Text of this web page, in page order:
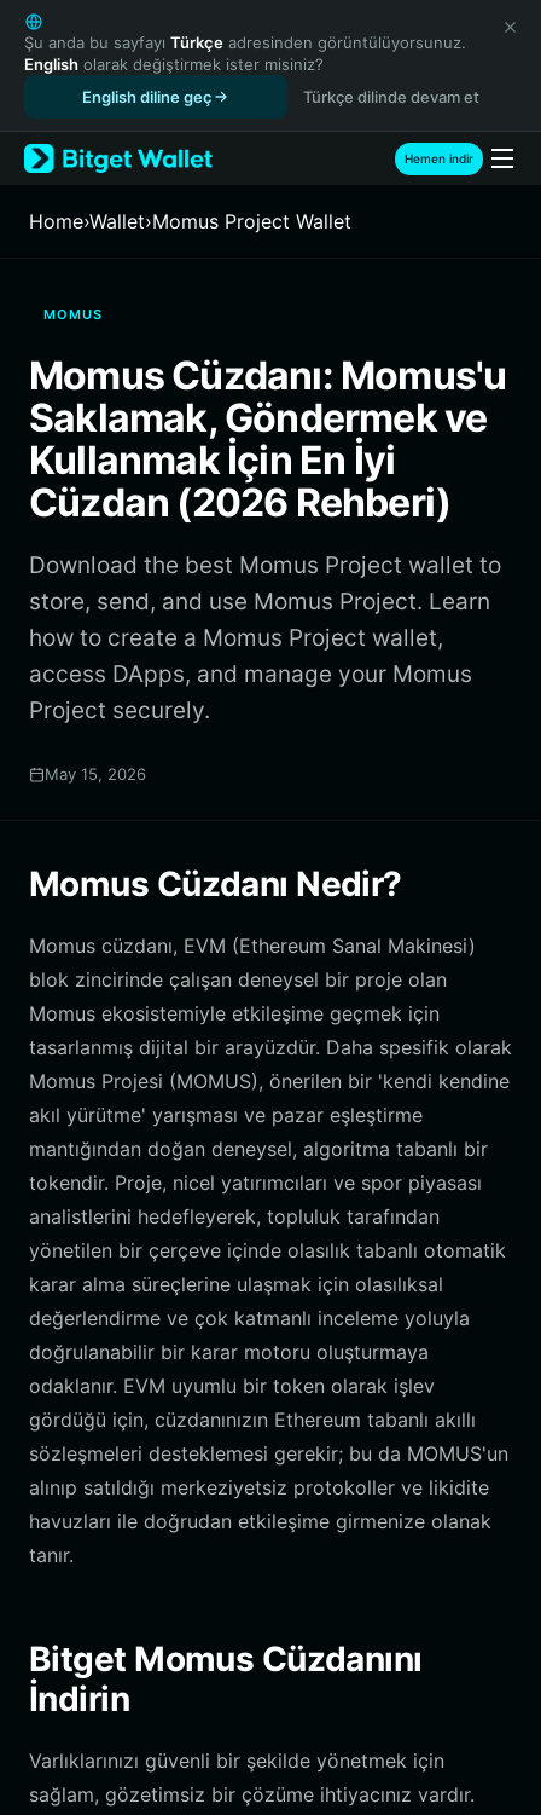
English
日本語
Tiếng Việt
Español (Latinoamérica)
Türkçe
Français
繁體中文
Bahasa Indonesia
ภาษาไทย
हिन्दी
Español
Português (Brasil)
Şu anda bu sayfayı Türkçe adresinden görüntülüyorsunuz.
English olarak değiştirmek ister misiniz?
English diline geç
Türkçe dilinde devam et
Hemen indir
Home›Wallet›Momus Project Wallet
MOMUS
Momus Cüzdanı: Momus'u
Saklamak, Göndermek ve
Kullanmak İçin En İyi
Cüzdan (2026 Rehberi)
Download the best Momus Project wallet to
store, send, and use Momus Project. Learn
how to create a Momus Project wallet,
access DApps, and manage your Momus
Project securely.
May 15, 2026
Momus Cüzdanı Nedir?
Momus cüzdanı, EVM (Ethereum Sanal Makinesi)
blok zincirinde çalışan deneysel bir proje olan
Momus ekosistemiyle etkileşime geçmek için
tasarlanmış dijital bir arayüzdür. Daha spesifik olarak
Momus Projesi (MOMUS), önerilen bir 'kendi kendine
akıl yürütme' yarışması ve pazar eşleştirme
mantığından doğan deneysel, algoritma tabanlı bir
tokendir. Proje, nicel yatırımcıları ve spor piyasası
analistlerini hedefleyerek, topluluk tarafından
yönetilen bir çerçeve içinde olasılık tabanlı otomatik
karar alma süreçlerine ulaşmak için olasılıksal
değerlendirme ve çok katmanlı inceleme yoluyla
doğrulanabilir bir karar motoru oluşturmaya
odaklanır. EVM uyumlu bir token olarak işlev
gördüğü için, cüzdanınızın Ethereum tabanlı akıllı
sözleşmeleri desteklemesi gerekir; bu da MOMUS'un
alınıp satıldığı merkeziyetsiz protokoller ve likidite
havuzları ile doğrudan etkileşime girmenize olanak
tanır.
Bitget Momus Cüzdanını
İndirin
Varlıklarınızı güvenli bir şekilde yönetmek için
sağlam, gözetimsiz bir çözüme ihtiyacınız vardır.